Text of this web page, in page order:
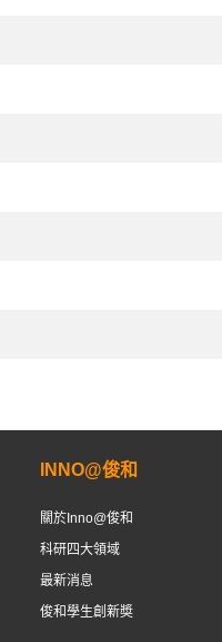
INNO@俊和
關於Inno@俊和
科研四大領域
最新消息
俊和學生創新奬